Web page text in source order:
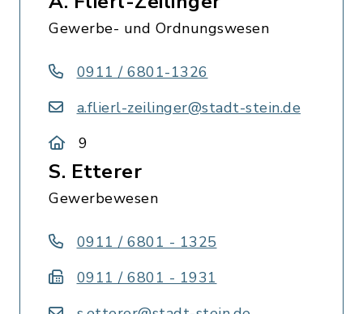
Gewerbe- und Ordnungswesen
0911 / 6801-1326
a.flierl-zeilinger@stadt-stein.de
9
S. Etterer
Gewerbewesen
0911 / 6801 - 1325
0911 / 6801 - 1931